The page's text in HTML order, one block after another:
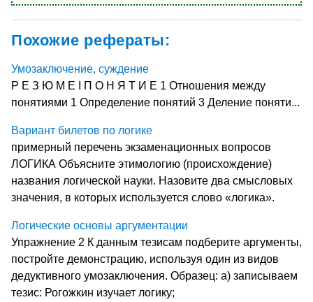
Похожие рефераты:
Умозаключение, суждение
Р Е З Ю М Е I П О Н Я Т И Е 1 Отношения между
понятиями 1 Определение понятий 3 Деление поняти...
Вариант билетов по логике
примерный перечень экзаменационных вопросов
ЛОГИКА Объясните этимологию (происхождение)
названия логической науки. Назовите два смысловых
значения, в которых используется слово «логика».
Логические основы аргументации
Упражнение 2 К данным тезисам подберите аргументы,
постройте демонстра­цию, используя один из видов
дедуктивного умозаключения. Образец: а) записываем
тезис: Рогожкин изучает логику;